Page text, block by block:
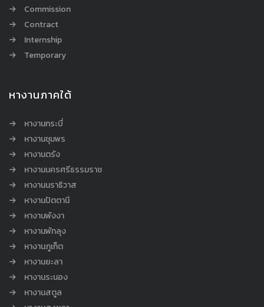
Commission
Contract
Internship
Temporary
หางานภาคใต้
หางานกระบี่
หางานชุมพร
หางานตรัง
หางานนครศรีธรรมราช
หางานนราธิวาส
หางานปัตตานี
หางานพังงา
หางานพัทลุง
หางานภูเก็ต
หางานยะลา
หางานระนอง
หางานสตูล